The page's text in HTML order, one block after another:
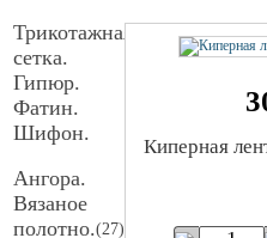
Трикотажная
сетка.
Гипюр.
Фатин.
Шифон.
Ангора.
Вязаное
полотно.(27)
Киперная